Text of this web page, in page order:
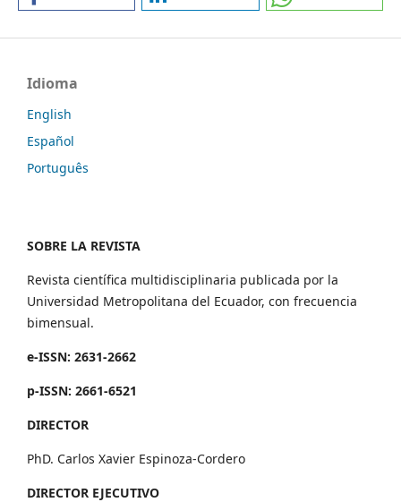
Idioma
English
Español
Português
SOBRE LA REVISTA
Revista científica multidisciplinaria publicada por la
Universidad Metropolitana del Ecuador, con frecuencia
bimensual.
e-ISSN: 2631-2662
p-ISSN: 2661-6521
DIRECTOR
PhD. Carlos Xavier Espinoza-Cordero
DIRECTOR EJECUTIVO